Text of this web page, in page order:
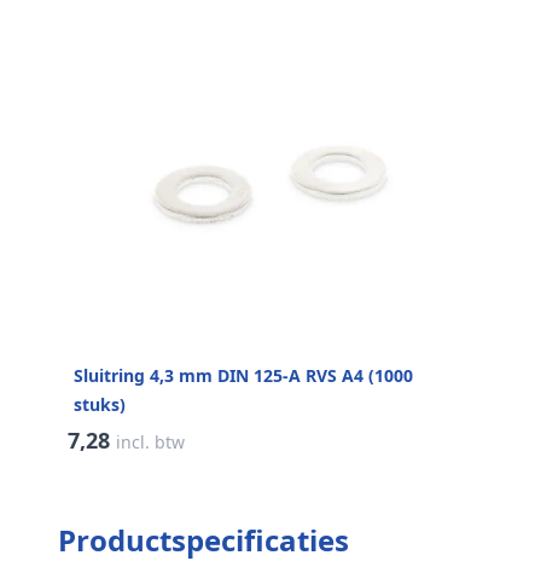
Sluitring 4,3 mm DIN 125-A RVS A4 (1000
stuks)
7,28 incl. btw
Productspecificaties